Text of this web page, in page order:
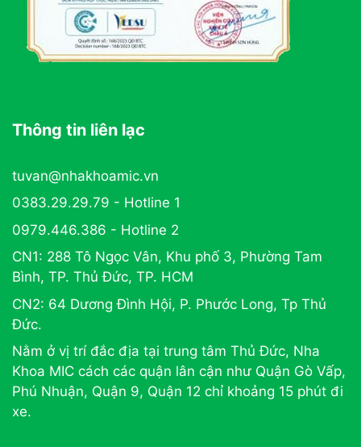
Thông tin liên lạc
tuvan@nhakhoamic.vn
0383.29.29.79 - Hotline 1
0979.446.386 - Hotline 2
CN1: 288 Tô Ngọc Vân, Khu phố 3, Phường Tam
Bình, TP. Thủ Đức, TP. HCM
CN2: 64 Dương Đình Hội, P. Phước Long, Tp Thủ
Đức.
Nằm ở vị trí đắc địa tại trung tâm Thủ Đức, Nha
Khoa MIC cách các quận lân cận như Quận Gò Vấp,
Phú Nhuận, Quận 9, Quận 12 chỉ khoảng 15 phút đi
xe.